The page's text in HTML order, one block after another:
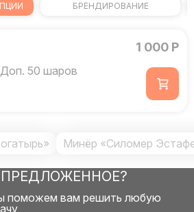
БРЕНДИРОВАНИЕ
Доп. 50 шаров
1 000 Р
Минёр «Силомер
поможем вам решить любую